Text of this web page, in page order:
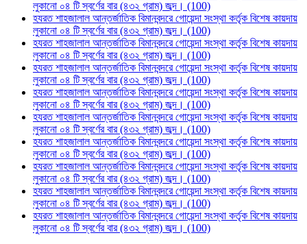
লুকানো ০৪ টি স্বর্ণের বার (৪৩২ গ্রাম) জব্দ। (100)
হযরত শাহজালাল আন্তর্জাতিক বিমানবন্দরে গোয়েন্দা সংস্থা কর্তৃক বিশেষ কায়দায়
লুকানো ০৪ টি স্বর্ণের বার (৪৩২ গ্রাম) জব্দ। (100)
হযরত শাহজালাল আন্তর্জাতিক বিমানবন্দরে গোয়েন্দা সংস্থা কর্তৃক বিশেষ কায়দায়
লুকানো ০৪ টি স্বর্ণের বার (৪৩২ গ্রাম) জব্দ। (100)
হযরত শাহজালাল আন্তর্জাতিক বিমানবন্দরে গোয়েন্দা সংস্থা কর্তৃক বিশেষ কায়দায়
লুকানো ০৪ টি স্বর্ণের বার (৪৩২ গ্রাম) জব্দ। (100)
হযরত শাহজালাল আন্তর্জাতিক বিমানবন্দরে গোয়েন্দা সংস্থা কর্তৃক বিশেষ কায়দায়
লুকানো ০৪ টি স্বর্ণের বার (৪৩২ গ্রাম) জব্দ। (100)
হযরত শাহজালাল আন্তর্জাতিক বিমানবন্দরে গোয়েন্দা সংস্থা কর্তৃক বিশেষ কায়দায়
লুকানো ০৪ টি স্বর্ণের বার (৪৩২ গ্রাম) জব্দ। (100)
হযরত শাহজালাল আন্তর্জাতিক বিমানবন্দরে গোয়েন্দা সংস্থা কর্তৃক বিশেষ কায়দায়
লুকানো ০৪ টি স্বর্ণের বার (৪৩২ গ্রাম) জব্দ। (100)
হযরত শাহজালাল আন্তর্জাতিক বিমানবন্দরে গোয়েন্দা সংস্থা কর্তৃক বিশেষ কায়দায়
লুকানো ০৪ টি স্বর্ণের বার (৪৩২ গ্রাম) জব্দ। (100)
হযরত শাহজালাল আন্তর্জাতিক বিমানবন্দরে গোয়েন্দা সংস্থা কর্তৃক বিশেষ কায়দায়
লুকানো ০৪ টি স্বর্ণের বার (৪৩২ গ্রাম) জব্দ। (100)
হযরত শাহজালাল আন্তর্জাতিক বিমানবন্দরে গোয়েন্দা সংস্থা কর্তৃক বিশেষ কায়দায়
লুকানো ০৪ টি স্বর্ণের বার (৪৩২ গ্রাম) জব্দ। (100)